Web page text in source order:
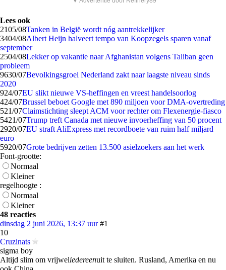
Lees ook
2105/08Tanken in België wordt nóg aantrekkelijker
3404/08Albert Heijn halveert tempo van Koopzegels sparen vanaf
september
2504/08Lekker op vakantie naar Afghanistan volgens Taliban geen
probleem
9630/07Bevolkingsgroei Nederland zakt naar laagste niveau sinds
2020
924/07EU slikt nieuwe VS-heffingen en vreest handelsoorlog
424/07Brussel beboet Google met 890 miljoen voor DMA-overtreding
521/07Claimstichting sleept ACM voor rechter om Flexenergie-fiasco
5421/07Trump treft Canada met nieuwe invoerheffing van 50 procent
2920/07EU straft AliExpress met recordboete van ruim half miljard
euro
5920/07Grote bedrijven zetten 13.500 asielzoekers aan het werk
Font-grootte:
Normaal
Kleiner
regelhoogte :
Normaal
Kleiner
48 reacties
dinsdag 2 juni 2026, 13:37 uur #1
10
Cruzinats
sigma boy
Altijd slim om vrijweliedereenuit te sluiten. Rusland, Amerika en nu